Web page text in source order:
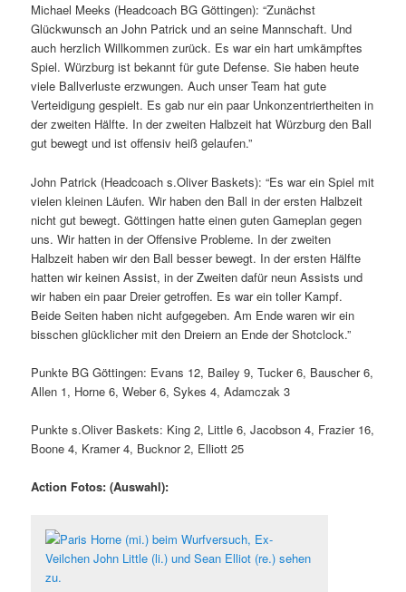
Michael Meeks (Headcoach BG Göttingen): “Zunächst
Glückwunsch an John Patrick und an seine Mannschaft. Und
auch herzlich Willkommen zurück. Es war ein hart umkämpftes
Spiel. Würzburg ist bekannt für gute Defense. Sie haben heute
viele Ballverluste erzwungen. Auch unser Team hat gute
Verteidigung gespielt. Es gab nur ein paar Unkonzentriertheiten in
der zweiten Hälfte. In der zweiten Halbzeit hat Würzburg den Ball
gut bewegt und ist offensiv heiß gelaufen.”
John Patrick (Headcoach s.Oliver Baskets): “Es war ein Spiel mit
vielen kleinen Läufen. Wir haben den Ball in der ersten Halbzeit
nicht gut bewegt. Göttingen hatte einen guten Gameplan gegen
uns. Wir hatten in der Offensive Probleme. In der zweiten
Halbzeit haben wir den Ball besser bewegt. In der ersten Hälfte
hatten wir keinen Assist, in der Zweiten dafür neun Assists und
wir haben ein paar Dreier getroffen. Es war ein toller Kampf.
Beide Seiten haben nicht aufgegeben. Am Ende waren wir ein
bisschen glücklicher mit den Dreiern an Ende der Shotclock.”
Punkte BG Göttingen: Evans 12, Bailey 9, Tucker 6, Bauscher 6,
Allen 1, Horne 6, Weber 6, Sykes 4, Adamczak 3
Punkte s.Oliver Baskets: King 2, Little 6, Jacobson 4, Frazier 16,
Boone 4, Kramer 4, Bucknor 2, Elliott 25
Action Fotos: (Auswahl):